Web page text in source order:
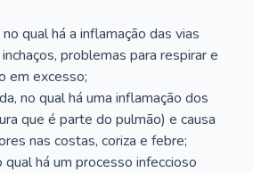
qual há a inflamação das vias
problemas para respirar e
em excesso;
no qual há uma inflamação dos
que é parte do pulmão) e causa
nas costas, coriza e febre;
qual há um processo infeccioso